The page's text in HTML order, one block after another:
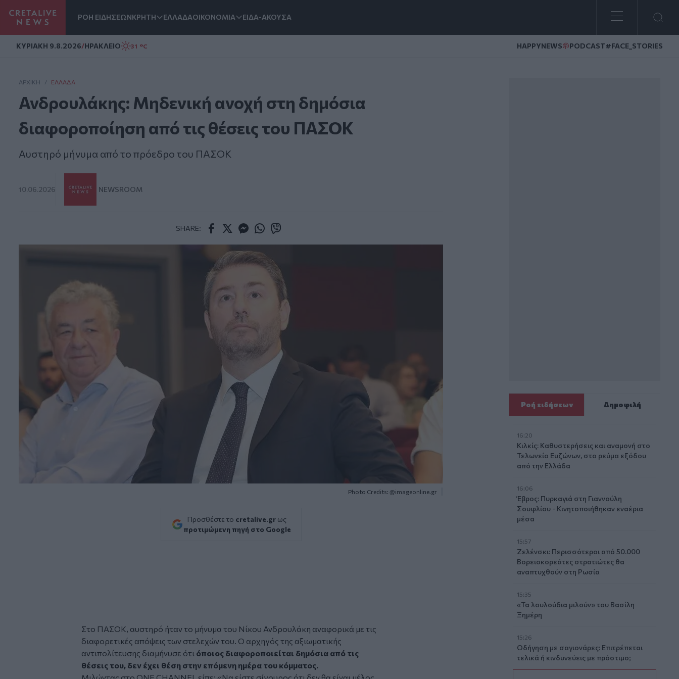
ΡΟΗ ΕΙΔΗΣΕΩΝΚΡΗΤΗ ΕΛΛΑΔΑΟΙΚΟΝΟΜΙΑ ΕΙΔΑ-ΑΚΟΥΣΑ
ΚΥΡΙΑΚΗ 9.8.2026/ΗΡΑΚΛΕΙΟ 31 °C HAPPYNEWS PODCAST#FACE_STORIES
ΑΡΧΙΚΗ / ΕΛΛΆΔΑ
Ανδρουλάκης: Mηδενική ανοχή στη δημόσια
διαφοροποίηση από τις θέσεις του ΠΑΣΟΚ
Αυστηρό μήνυμα από το πρόεδρο του ΠΑΣΟΚ
10.06.2026 NEWSROOM
SHARE:
Photo Credits: @imageonline.gr
Προσθέστε το cretalive.gr ως
προτιμώμενη πηγή στο Google
Στο ΠΑΣΟΚ, αυστηρό ήταν το μήνυμα του Νίκου Ανδρουλάκη αναφορικά με τις
διαφορετικές απόψεις των στελεχών του. Ο αρχηγός της αξιωματικής
αντιπολίτευσης διαμήνυσε ότι όποιος διαφοροποιείται δημόσια από τις
θέσεις του, δεν έχει θέση στην επόμενη ημέρα του κόμματος.
Ροή ειδήσεων Δημοφιλή
16:20
Κιλκίς: Καθυστερήσεις και αναμονή στο
Τελωνείο Ευζώνων, στο ρεύμα εξόδου
από την Ελλάδα
16:06
Έβρος: Πυρκαγιά στη Γιαννούλη
Σουφλίου - Κινητοποιήθηκαν εναέρια
μέσα
15:57
Ζελένσκι: Περισσότεροι από 50.000
Βορειοκορεάτες στρατιώτες θα
αναπτυχθούν στη Ρωσία
15:35
«Τα λουλούδια μιλούν» του Βασίλη
Ξημέρη
15:26
Οδήγηση με σαγιονάρες: Επιτρέπεται
τελικά ή κινδυνεύεις με πρόστιμο;